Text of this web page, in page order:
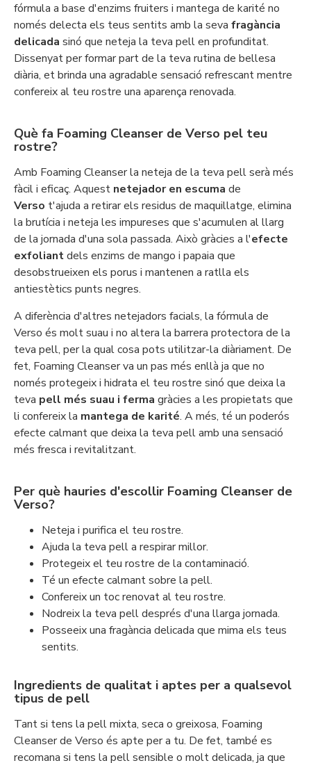
fórmula a base d'enzims fruiters i mantega de karité no
només delecta els teus sentits amb la seva fragància
delicada sinó que neteja la teva pell en profunditat.
Dissenyat per formar part de la teva rutina de bellesa
diària, et brinda una agradable sensació refrescant mentre
confereix al teu rostre una aparença renovada.
Què fa Foaming Cleanser de Verso pel teu
rostre?
Amb Foaming Cleanser la neteja de la teva pell serà més
fàcil i eficaç. Aquest neteja­dor en escuma de
Verso t'ajuda a retirar els residus de maquillatge, elimina
la brutícia i neteja les impureses que s'acumulen al llarg
de la jornada d'una sola passada. Això gràcies a l'efecte
exfoliantdels enzims de mango i papaia que
desobstrueixen els porus i mantenen a ratlla els
antiestètics punts negres.
A diferència d'altres neteja­dors facials, la fórmula de
Verso és molt suau i no altera la barrera protectora de la
teva pell, per la qual cosa pots utilitzar-la diàriament. De
fet, Foaming Cleanser va un pas més enllà ja que no
només protegeix i hidrata el teu rostre sinó que deixa la
teva pell més suau i ferma gràcies a les propietats que
li confereix la mantega de karité. A més, té un poderós
efecte calmant que deixa la teva pell amb una sensació
més fresca i revitalitzant.
Per què hauries d'escollir Foaming Cleanser de
Verso?
Neteja i purifica el teu rostre.
Ajuda la teva pell a respirar millor.
Protegeix el teu rostre de la contaminació.
Té un efecte calmant sobre la pell.
Confereix un toc renovat al teu rostre.
Nodreix la teva pell després d'una llarga jornada.
Posseeix una fragància delicada que mima els teus
sentits.
Ingredients de qualitat i aptes per a qualsevol
tipus de pell
Tant si tens la pell mixta, seca o greixosa, Foaming
Cleanser de Verso és apte per a tu. De fet, també es
recomana si tens la pell sensible o molt delicada, ja que